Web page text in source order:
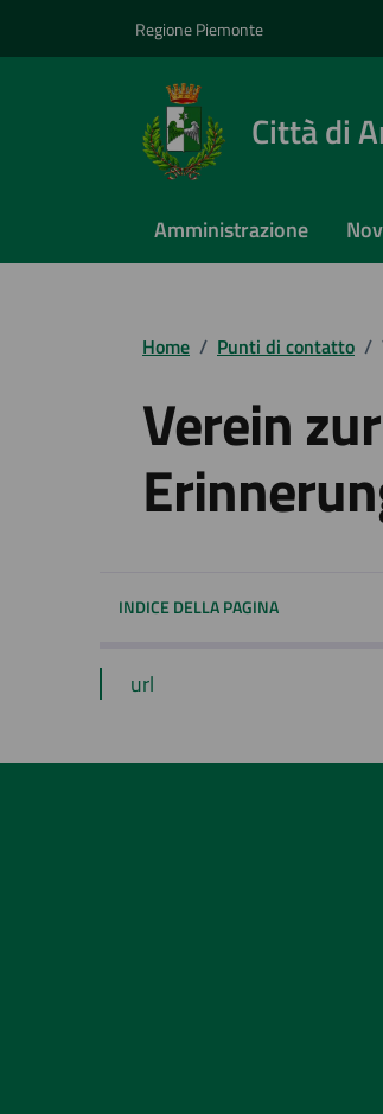
Regione Piemonte
Città di
Amministrazione
Home / Punti di contatto /
Verein
INDICE DELLA PAGINA
url